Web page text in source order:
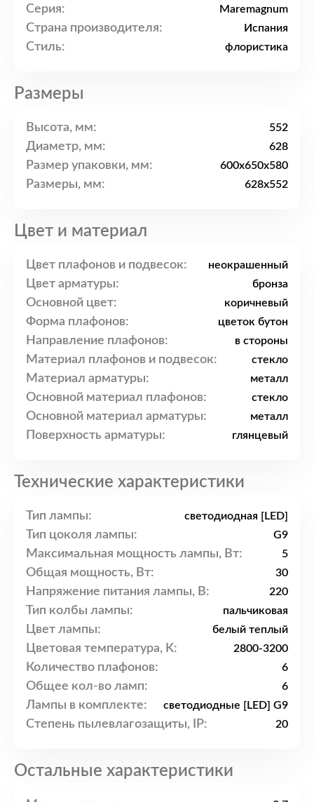
Серия: Maremagnum
Страна производителя: Испания
Стиль: флористика
Размеры
Высота, мм: 552
Диаметр, мм: 628
Размер упаковки, мм: 600x650x580
Размеры, мм: 628x552
Цвет и материал
Цвет плафонов и подвесок: неокрашенный
Цвет арматуры: бронза
Основной цвет: коричневый
Форма плафонов: цветок бутон
Направление плафонов: в стороны
Материал плафонов и подвесок: стекло
Материал арматуры: металл
Основной материал плафонов: стекло
Основной материал арматуры: металл
Поверхность арматуры: глянцевый
Технические характеристики
Тип лампы: светодиодная [LED]
Тип цоколя лампы: G9
Максимальная мощность лампы, Вт: 5
Общая мощность, Вт: 30
Напряжение питания лампы, В: 220
Тип колбы лампы: пальчиковая
Цвет лампы: белый теплый
Цветовая температура, K: 2800-3200
Количество плафонов: 6
Общее кол-во ламп: 6
Лампы в комплекте: светодиодные [LED] G9
Степень пылевлагозащиты, IP: 20
Остальные характеристики